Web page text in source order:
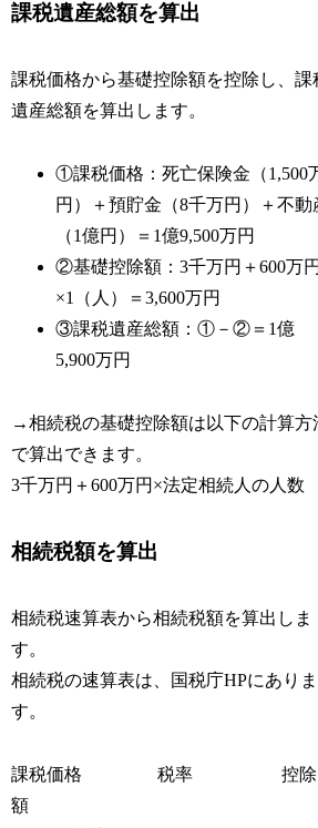
課税遺産総額を算出
課税価格から基礎控除額を控除し、課
遺産総額を算出します。
①課税価格：死亡保険金（1,500
円）＋預貯金（8千万円）＋不動
（1億円）＝1億9,500万円
②基礎控除額：3千万円＋600万円
×1（人）＝3,600万円
③課税遺産総額：①－②＝1億
5,900万円
→相続税の基礎控除額は以下の計算方
で算出できます。
3千万円＋600万円×法定相続人の人数
相続税額を算出
相続税速算表から相続税額を算出しま
す。
相続税の速算表は、国税庁HPにありま
す。
課税価格 税率 控除
額